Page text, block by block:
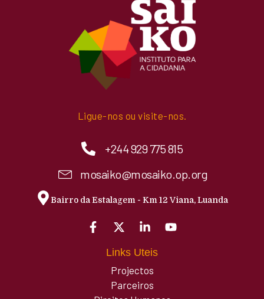
Ligue-nos ou visite-nos.
+244 929 775 815
mosaiko@mosaiko.op.org
Bairro da Estalagem - Km 12 Viana, Luanda
Links Uteis
Projectos
Parceiros